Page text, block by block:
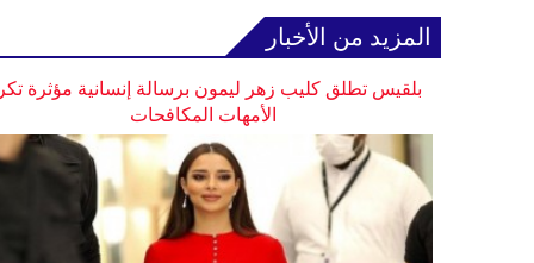
المزيد من الأخبار
بلقيس تطلق كليب زهر ليمون برسالة إنسانية مؤثرة
الأمهات المكافحات